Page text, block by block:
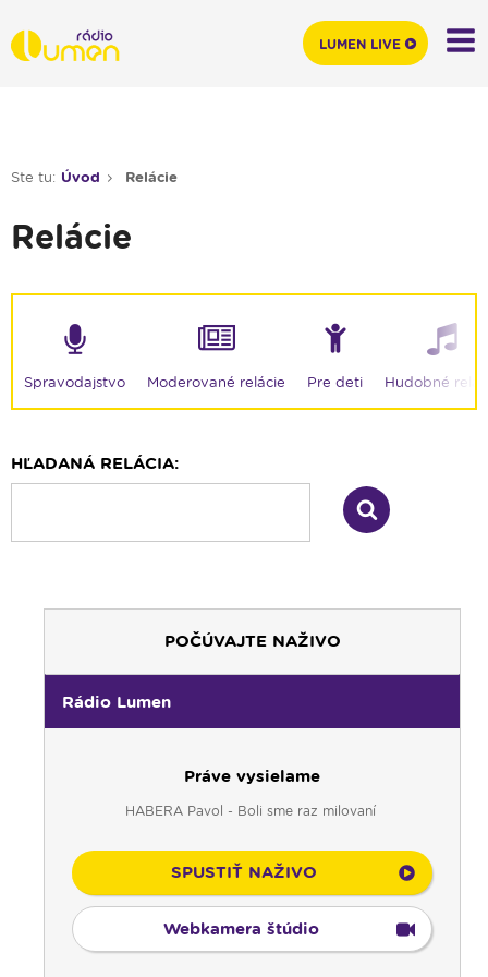
Ste tu: Úvod Relácie
Relácie
Spravodajstvo Moderované relácie Pre deti Hudobné
HĽADANÁ RELÁCIA:
POČÚVAJTE NAŽIVO
Rádio Lumen
Práve vysielame
HABERA Pavol - Boli sme raz milovaní
SPUSTIŤ NAŽIVO
Webkamera štúdio
00:00
Predel do nového dňa
00:01
Rozhlasová hra - repriza
01:00
Zaostrené - repríza
LUMEN LIVE